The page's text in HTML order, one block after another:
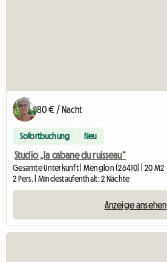
80 € / Nacht
Sofortbuchung Neu
Studio „la cabane du ruisseau“
Gesamte Unterkunft | Menglon (26410) | 20 M2
2 Pers. | Mindestaufenthalt: 2 Nächte
Anzeige ansehen